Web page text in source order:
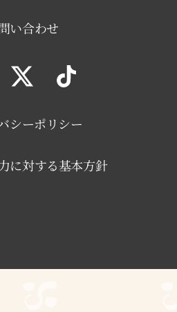
い合わせ
シーポリシー
に対する基本方針